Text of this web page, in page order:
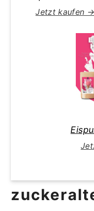
Jetzt kaufen →